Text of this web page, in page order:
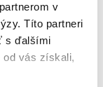
v
Títo partneri
s ďalšími
od vás získali,